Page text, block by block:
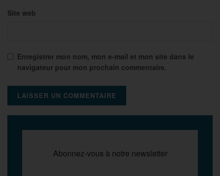
Site web
Enregistrer mon nom, mon e-mail et mon site dans le
navigateur pour mon prochain commentaire.
Abonnez-vous à notre newsletter